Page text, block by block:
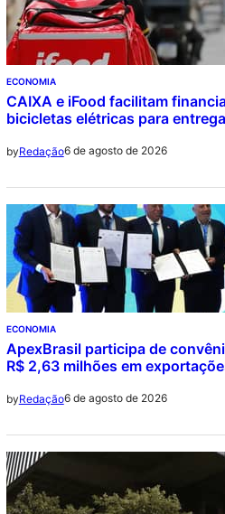
ECONOMIA
CAIXA e iFood facilitam
bicicletas elétricas para
byRedação6 de agosto de 2026
ECONOMIA
ApexBrasil participa de
R$ 2,63 milhões em
byRedação6 de agosto de 2026